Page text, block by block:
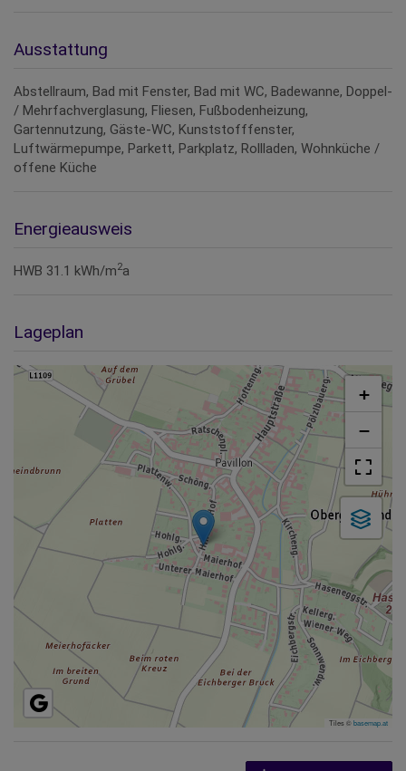
Ausstattung
Abstellraum Bad mit Fenster Bad mit WC Badewanne Doppel-
/ Mehrfachverglasung Fliesen Fußbodenheizung
Gartennutzung Gäste-WC Kunststofffenster
Luftwärmepumpe Parkett Parkplatz Rollladen Wohnküche /
offene Küche
Energieausweis
HWB 31.1 kWh/m2a
Lageplan
+
−
Tiles ©basemap.at